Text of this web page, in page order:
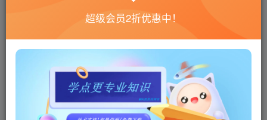
458 74
联网教程： 内附教程
单机教程： 内附教程
不懂的话联系客服！！！
试玩了一下，感觉还不错。
原版是ESP插件的，但是我这边因为超过5人，所以自己改了
超级会员2折优惠中！